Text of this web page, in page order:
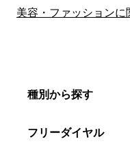
美容・ファッション
種別から探す
フリーダイヤル